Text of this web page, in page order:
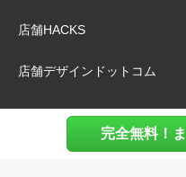
完全無料！
店舗HACKS
店舗デザインドットコム